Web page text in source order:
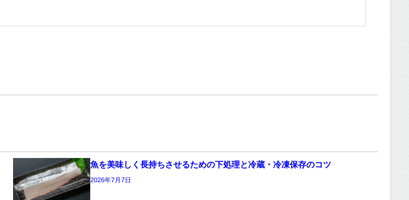
魚を美味しく長持ちさせるための下処理と冷蔵・冷凍保存のコツ
2026年7月7日